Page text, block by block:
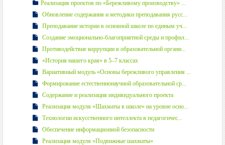
Реализация проектов по «Бережливому производству» ...
Обновление содержания и методики преподавания русс...
Преподавание истории в основной школе по единым уч...
Создание эмоционально-благоприятной среды и профил...
Противодействие коррупции в образовательной органи...
«История нашего края» в 5–7 классах
Вариативный модуль «Основы бережливого управления ...
Формирование естественнонаучной образовательной ср...
Содержание и реализация индивидуального проекта
Реализация модуля «Шахматы в школе» на уровне осно...
Технологии искусственного интеллекта в педагогичес...
Обеспечение информационной безопасности
Реализация модуля «Подвижные шахматы»